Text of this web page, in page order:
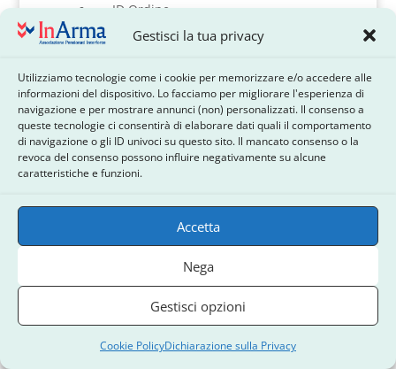
Gestisci la tua privacy
Utilizziamo tecnologie come i cookie per memorizzare e/o accedere alle
informazioni del dispositivo. Lo facciamo per migliorare l'esperienza di
navigazione e per mostrare annunci (non) personalizzati. Il consenso a
queste tecnologie ci consentirà di elaborare dati quali il comportamento
di navigazione o gli ID univoci su questo sito. Il mancato consenso o la
revoca del consenso possono influire negativamente su alcune
caratteristiche e funzioni.
Accetta
Nega
Gestisci opzioni
Cookie PolicyDichiarazione sulla Privacy
ID Ordine
Totale ordine
Per saperne di più su come il fornitore di pagamenti
PayPal utilizza e memorizza i dati condivisi, controlla
l’Informativa sulla privacy del provider di pagamento
https://www.paypal.com/in/webapps/mpp/ua/privacy-
What we collect and share for
SUMO Subscriptions — Stripe
– We does not store any Personal Information
from the user for this payment gateway.